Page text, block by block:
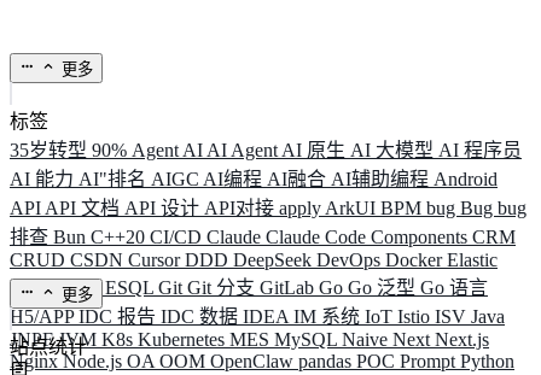
更多
标签
35岁转型 90% Agent AI AI Agent AI 原生 AI 大模型 AI 程序员
AI 能力 AI"排名 AIGC AI编程 AI融合 AI辅助编程 Android
API API 文档 API 设计 API对接 apply ArkUI BPM bug Bug bug
排查 Bun C++20 CI/CD Claude Claude Code Components CRM
CRUD CSDN CursorDDD DeepSeek DevOps DockerElastic
ELK ElysiaESQL Git Git 分支 GitLab Go Go 泛型 Go 语言
H5/APPIDC 报告 IDC 数据 IDEA IM 系统 IoT Istio ISV Java
JNPFJVM K8s Kubernetes MES MySQL Naive Next Next.js
NginxNode.js OA OOM OpenClaw pandas POC Prompt Python
更多
站点统计